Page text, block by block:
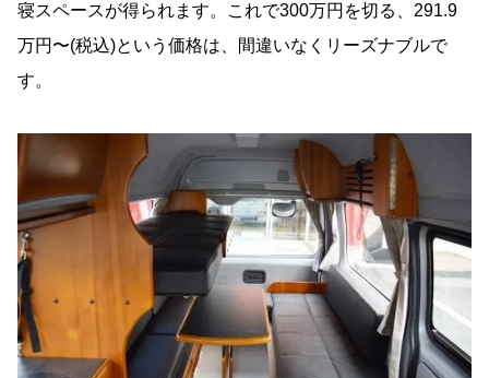
寝スペースが得られます。これで300万円を切る、291.9
万円〜(税込)という価格は、間違いなくリーズナブルで
す。